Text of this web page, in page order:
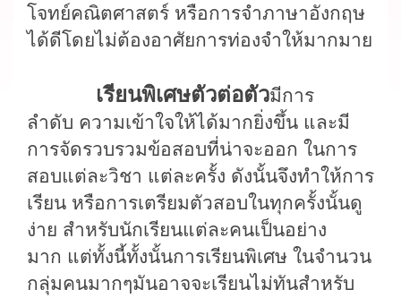
โจทย์คณิตศาสตร์ หรือการจำภาษาอังกฤษ
ได้ดีโดยไม่ต้องอาศัยการท่องจำให้มากมาย
เรียนพิเศษตัวต่อตัวมีการ
ลำดับ ความเข้าใจให้ได้มากยิ่งขึ้น และมี
การจัดรวบรวมข้อสอบที่น่าจะออก ในการ
สอบแต่ละวิชา แต่ละครั้ง ดังนั้นจึงทำให้การ
เรียน หรือการเตรียมตัวสอบในทุกครั้งนั้นดู
ง่าย สำหรับนักเรียนแต่ละคนเป็นอย่าง
มาก แต่ทั้งนี้ทั้งนั้นการเรียนพิเศษ ในจำนวน
กลุ่มคนมากๆมันอาจจะเรียนไม่ทันสำหรับ